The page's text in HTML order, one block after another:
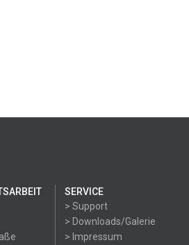
SERVICE
> Support
> Downloads/Galerie
> Impressum